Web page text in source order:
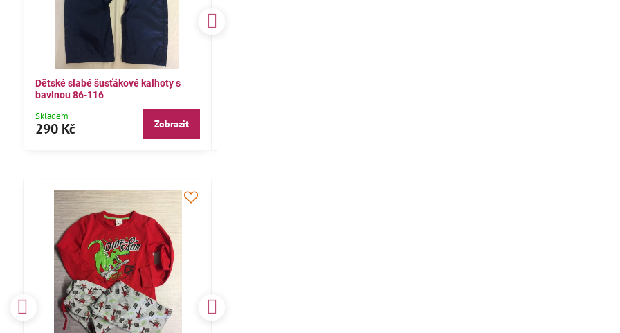
Dětské slabé šusťákové kalhoty s
bavlnou 86-116
Skladem
290 Kč Zobrazit